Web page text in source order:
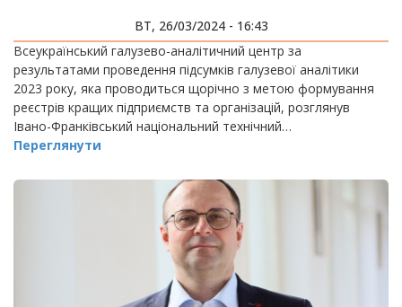
ВТ, 26/03/2024 - 16:43
Всеукраїнський галузево-аналітичний центр за
результатами проведення підсумків галузевої аналітики
2023 року, яка проводиться щорічно з метою формування
реєстрів кращих підприємств та організацій, розглянув
Івано-Франківський національний технічний…
Переглянути